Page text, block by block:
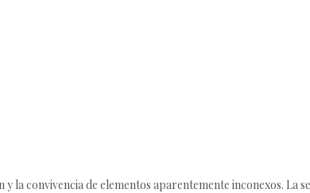
y la convivencia de elementos aparentemente inconexos.